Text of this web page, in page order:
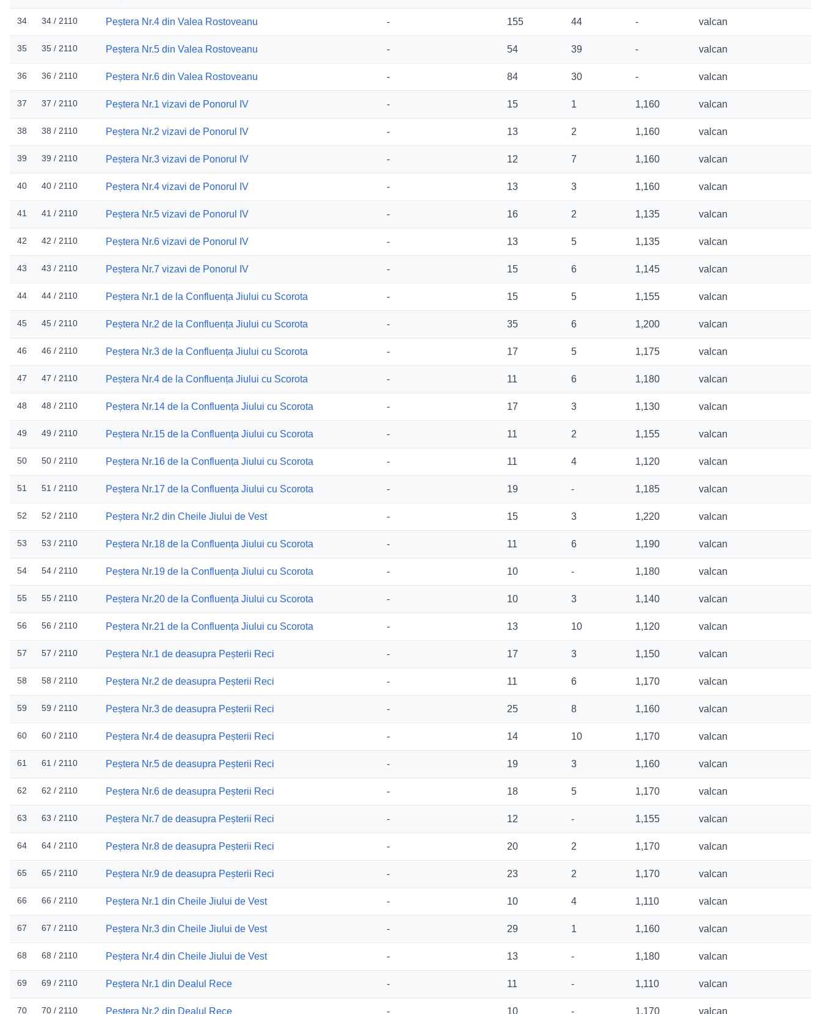
34 34 / 2110 Peștera Nr.4 din Valea Rostoveanu - 155 44 - valcan
35 35 / 2110 Peștera Nr.5 din Valea Rostoveanu - 54 39 - valcan
36 36 / 2110 Peștera Nr.6 din Valea Rostoveanu - 84 30 - valcan
37 37 / 2110 Peștera Nr.1 vizavi de Ponorul IV - 15 1 1,160 valcan
38 38 / 2110 Peștera Nr.2 vizavi de Ponorul IV - 13 2 1,160 valcan
39 39 / 2110 Peștera Nr.3 vizavi de Ponorul IV - 12 7 1,160 valcan
40 40 / 2110 Peștera Nr.4 vizavi de Ponorul IV - 13 3 1,160 valcan
41 41 / 2110 Peștera Nr.5 vizavi de Ponorul IV - 16 2 1,135 valcan
42 42 / 2110 Peștera Nr.6 vizavi de Ponorul IV - 13 5 1,135 valcan
43 43 / 2110 Peștera Nr.7 vizavi de Ponorul IV - 15 6 1,145 valcan
44 44 / 2110 Peștera Nr.1 de la Confluența Jiului cu Scorota - 15 5 1,155 valcan
45 45 / 2110 Peștera Nr.2 de la Confluența Jiului cu Scorota - 35 6 1,200 valcan
46 46 / 2110 Peștera Nr.3 de la Confluența Jiului cu Scorota - 17 5 1,175 valcan
47 47 / 2110 Peștera Nr.4 de la Confluența Jiului cu Scorota - 11 6 1,180 valcan
48 48 / 2110 Peștera Nr.14 de la Confluența Jiului cu Scorota - 17 3 1,130 valcan
49 49 / 2110 Peștera Nr.15 de la Confluența Jiului cu Scorota - 11 2 1,155 valcan
50 50 / 2110 Peștera Nr.16 de la Confluența Jiului cu Scorota - 11 4 1,120 valcan
51 51 / 2110 Peștera Nr.17 de la Confluența Jiului cu Scorota - 19 - 1,185 valcan
52 52 / 2110 Peștera Nr.2 din Cheile Jiului de Vest - 15 3 1,220 valcan
53 53 / 2110 Peștera Nr.18 de la Confluența Jiului cu Scorota - 11 6 1,190 valcan
54 54 / 2110 Peștera Nr.19 de la Confluența Jiului cu Scorota - 10 - 1,180 valcan
55 55 / 2110 Peștera Nr.20 de la Confluența Jiului cu Scorota - 10 3 1,140 valcan
56 56 / 2110 Peștera Nr.21 de la Confluența Jiului cu Scorota - 13 10 1,120 valcan
57 57 / 2110 Peștera Nr.1 de deasupra Peșterii Reci - 17 3 1,150 valcan
58 58 / 2110 Peștera Nr.2 de deasupra Peșterii Reci - 11 6 1,170 valcan
59 59 / 2110 Peștera Nr.3 de deasupra Peșterii Reci - 25 8 1,160 valcan
60 60 / 2110 Peștera Nr.4 de deasupra Peșterii Reci - 14 10 1,170 valcan
61 61 / 2110 Peștera Nr.5 de deasupra Peșterii Reci - 19 3 1,160 valcan
62 62 / 2110 Peștera Nr.6 de deasupra Peșterii Reci - 18 5 1,170 valcan
63 63 / 2110 Peștera Nr.7 de deasupra Peșterii Reci - 12 - 1,155 valcan
64 64 / 2110 Peștera Nr.8 de deasupra Peșterii Reci - 20 2 1,170 valcan
65 65 / 2110 Peștera Nr.9 de deasupra Peșterii Reci - 23 2 1,170 valcan
66 66 / 2110 Peștera Nr.1 din Cheile Jiului de Vest - 10 4 1,110 valcan
67 67 / 2110 Peștera Nr.3 din Cheile Jiului de Vest - 29 1 1,160 valcan
68 68 / 2110 Peștera Nr.4 din Cheile Jiului de Vest - 13 - 1,180 valcan
69 69 / 2110 Peștera Nr.1 din Dealul Rece - 11 - 1,110 valcan
70 70 / 2110 Peștera Nr.2 din Dealul Rece - 10 - 1,170 valcan